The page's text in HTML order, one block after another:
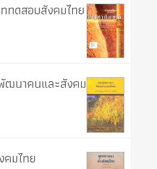
ดสอบสังคมไทย
ฒนาคนและสังคม
มไทย